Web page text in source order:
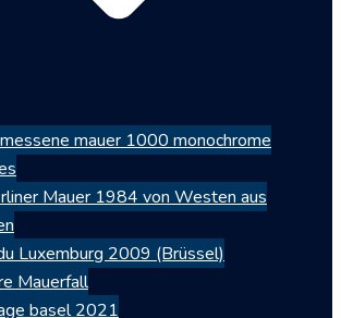
mauer 1000 monochrome
Mauer 1984 von Westen aus
Luxemburg 2009 (Brüssel)
Mauerfall
basel 2021